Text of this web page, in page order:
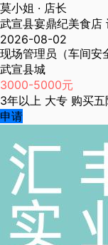
莫小姐 · 店长
武宣县宴鼎纪美食店
2026-08-02
现场管理员（车间安
武宣县城
3000-5000元
3年以上 大专 购买五
申请